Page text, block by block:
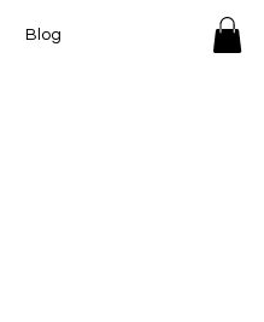
Blog